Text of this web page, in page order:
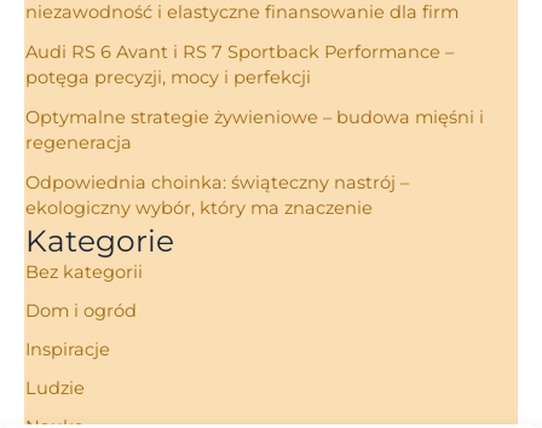
niezawodność i elastyczne finansowanie dla firm
Audi RS 6 Avant i RS 7 Sportback Performance –
potęga precyzji, mocy i perfekcji
Optymalne strategie żywieniowe – budowa mięśni i
regeneracja
Odpowiednia choinka: świąteczny nastrój –
ekologiczny wybór, który ma znaczenie
Kategorie
Bez kategorii
Dom i ogród
Inspiracje
Ludzie